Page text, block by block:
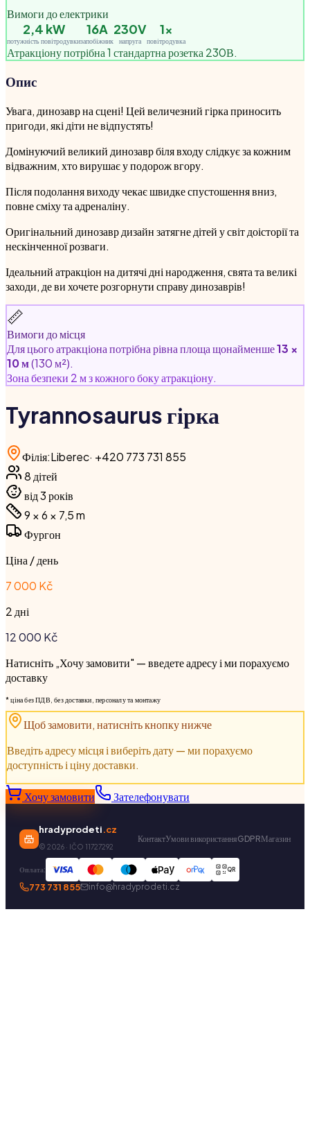
Вимоги до електрики
2,4 kW
потужність повітродувки
16A
запобіжник
230V
напруга
1×
повітродувка
Атракціону потрібна 1 стандартна розетка 230В.
Опис
Увага, динозавр на сцені! Цей величезний гірка приносить
пригоди, які діти не відпустять!
Домінуючий великий динозавр біля входу слідкує за кожним
відважним, хто вирушає у подорож вгору.
Після подолання виходу чекає швидке спустошення вниз,
повне сміху та адреналіну.
Оригінальний динозавр дизайн затягне дітей у світ доісторії та
нескінченної розваги.
Ідеальний атракціон на дитячі дні народження, свята та великі
заходи, де ви хочете розгорнути справу динозаврів!
📏
Вимоги до місця
Для цього атракціона потрібна рівна площа щонайменше13 ×
10 м(130 м²).
Зона безпеки 2 м з кожного боку атракціону.
Tyrannosaurus гірка
Філія:Liberec· +420 773 731 855
8 дітей
від 3 років
9 × 6 × 7,5m
Фургон
Ціна / день
7 000 Kč
2 дні
12 000 Kč
Натисніть „Хочу замовити" — введете адресу і ми порахуємо
доставку
* ціна без ПДВ, без доставки, персоналу та монтажу
Щоб замовити, натисніть кнопку нижче
Введіть адресу місця і виберіть дату — ми порахуємо
доступність і ціну доставки.
Хочу замовити Зателефонувати
hradyprodeti.cz
© 2026 · IČO 11727292
КонтактУмови використанняGDPRМагазин
Оплата: QR
773 731 855 info@hradyprodeti.cz